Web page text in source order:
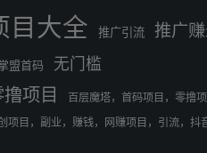
目大全 推广引流 推广
盟首码 无门槛
项目
百层魔塔，首码项目，零撸
项目，副业，赚钱，网赚项目，引流，抖